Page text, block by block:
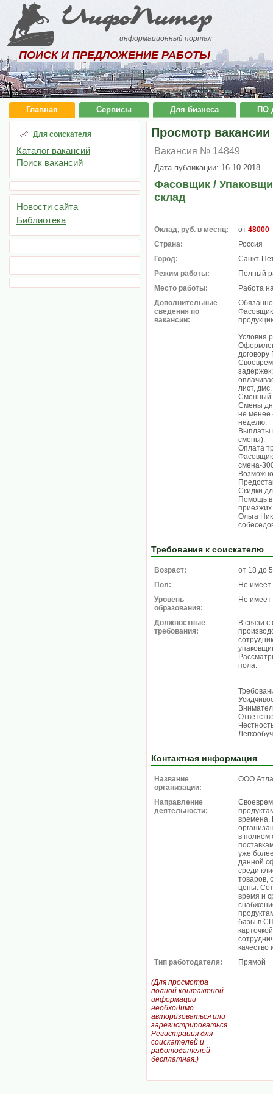
ИнфоПитер
информационный портал
ПОИСК И ПРЕДЛОЖЕНИЕ РАБОТЫ
Главная Сервисы Для бизнеса ПО
Для соискателя
Каталог вакансий
Поиск вакансий
Новости сайта
Библиотека
Просмотр вакансии
Вакансия № 14849
Дата публикации: 16.10.2018
Фасовщик /
склад
Оклад, руб. в месяц: от 48000
Страна:
Россия
Город:
Санкт-
Режим работы:
Полный
Место работы:
Работа
Дополнительные
сведения по
вакансии:
Условия
договору
задержек;
лист, дмс.
Сменный
Смены
не менее
неделю.
Выплаты
смены).
Оплата
смена-
Скидки
Помощь
Ольга
Требования к соискателю
Возраст:
от 18 до
Пол:
Не имеет
Уровень
образования:
Не имеет
Должностные
требования:
В связи
пола.
Контактная информация
Название
организации:
ООО
Направление
деятельности:
времена.
в полном
уже
данной
среди
товаров,
цены.
время и
базы в
качество
Тип работодателя:
Прямой
(Для просмотра
полной контактной
информации
необходимо
авторизоваться или
зарегистрироваться.
Регистрация для
соискателей и
работодателей -
бесплатная.)